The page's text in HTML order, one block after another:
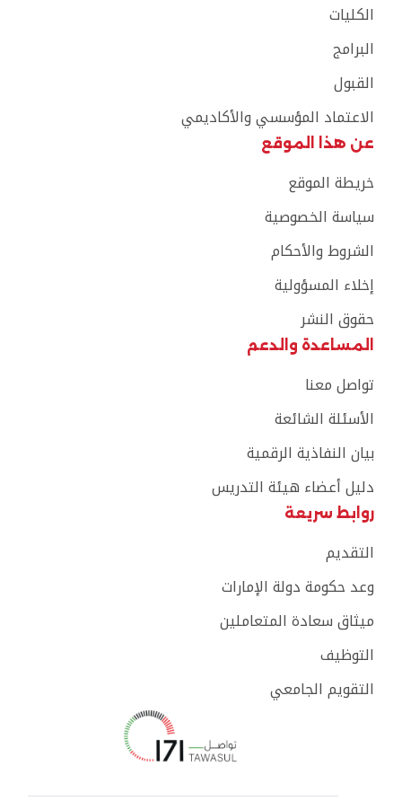
الكليات
البرامج
القبول
الاعتماد المؤسسي والأكاديمي
عن هذا الموقع
خريطة الموقع
سياسة الخصوصية
الشروط والأحكام
إخلاء المسؤولية
حقوق النشر
المساعدة والدعم
تواصل معنا
الأسئلة الشائعة
بيان النفاذية الرقمية
دليل أعضاء هيئة التدريس
روابط سريعة
التقديم
وعد حكومة دولة الإمارات
ميثاق سعادة المتعاملين
التوظيف
التقويم الجامعي